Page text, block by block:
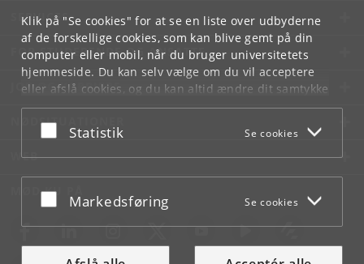
Klik på "Se cookies" for at se en liste over udbyderne
af de forskellige cookies, som kan blive gemt på din
computer eller mobil, når du bruger universitetets
hjemmeside. Du kan selv vælge om du vil acceptere
eller afslå cookies, og du kan altid ændre dit samtykke
underCookie- og privatlivspolitiksom du finder i
bunden af hver side.
Acceptér eller afslå
Statistik Se cookies
Acceptér eller afslå
Markedsføring Se cookies
SERVICES
FOR STUDERENDE OG ANSATTE
JOB OG KARRIERE
NØDSITUATIONER
WEB
MØD KU PÅ